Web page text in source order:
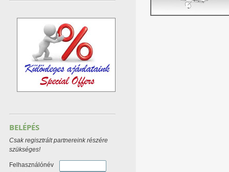
BELÉPÉS
Csak regisztrált partnereink részére
szükséges!
Felhasználónév